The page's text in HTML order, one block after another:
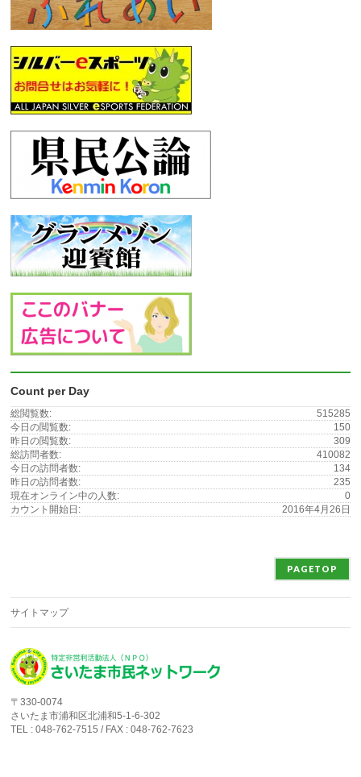
Count per Day
515285
総閲覧数:
150
今日の閲覧数:
309
昨日の閲覧数:
410082
総訪問者数:
134
今日の訪問者数:
235
昨日の訪問者数:
0
現在オンライン中の人数:
2016年4月26日
カウント開始日:
PAGETOP
サイトマップ
〒330-0074
さいたま市浦和区北浦和5-1-6-302
TEL : 048-762-7515 / FAX : 048-762-7623